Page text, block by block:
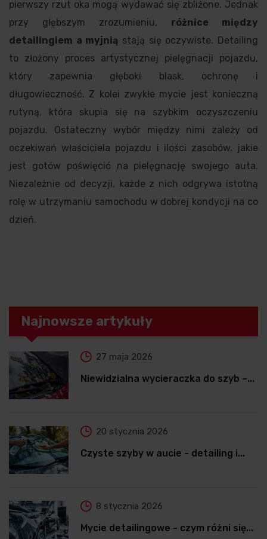
pierwszy rzut oka mogą wydawać się zbliżone. Jednak
przy głębszym zrozumieniu, różnice między
detailingiem a myjnią stają się oczywiste. Detailing
to złożony proces artystycznej pielęgnacji pojazdu,
który zapewnia głęboki blask, ochronę i
długowieczność. Z kolei zwykłe mycie jest konieczną
rutyną, która skupia się na szybkim oczyszczeniu
pojazdu. Ostateczny wybór między nimi zależy od
oczekiwań właściciela pojazdu i ilości zasobów, jakie
jest gotów poświęcić na pielęgnację swojego auta.
Niezależnie od decyzji, każde z nich odgrywa istotną
rolę w utrzymaniu samochodu w dobrej kondycji na co
dzień.
Najnowsze artykuły
27 maja 2026
Niewidzialna wycieraczka do szyb –...
20 stycznia 2026
Czyste szyby w aucie - detailing i...
8 stycznia 2026
Mycie detailingowe - czym różni się...